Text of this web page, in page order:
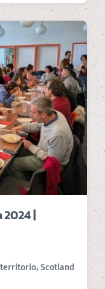
|
territorio, Scotland